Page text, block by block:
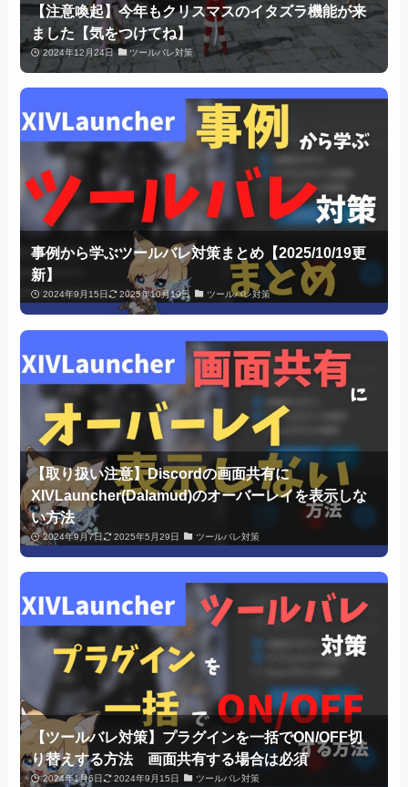
【注意喚起】今年もクリスマスのイタズラ機能が来
ました【気をつけてね】
2024年12月24日 ツールバレ対策
事例から学ぶツールバレ対策まとめ【2025/10/19更
新】
2024年9月15日 2025年10月19日 ツールバレ対策
【取り扱い注意】Discordの画面共有に
XIVLauncher(Dalamud)のオーバーレイを表示しな
い方法
2024年9月7日 2025年5月29日 ツールバレ対策
【ツールバレ対策】プラグインを一括でON/OFF切
り替えする方法 画面共有する場合は必須
2024年1月6日 2024年9月15日 ツールバレ対策